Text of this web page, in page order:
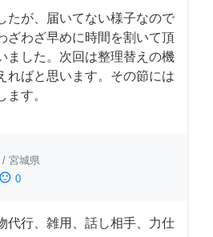
たが、届いてない様子なので
ざわざ早めに時間を割いて頂
ました。次回は整理替えの機
ればと思います。その節には
ます。
/ 宮城県
sentiment_dissatisfied 0
代行、雑用、話し相手、力仕